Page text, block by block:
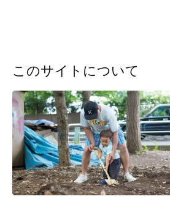
このサイトについて